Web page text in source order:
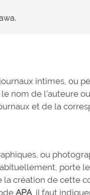
intimes, ou
nom de l’auteure
et de la
ou
porte
création de cette
APA, il faut